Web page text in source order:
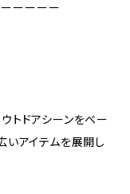
ーーーー
トドアシーンをベー
いアイテムを展開し